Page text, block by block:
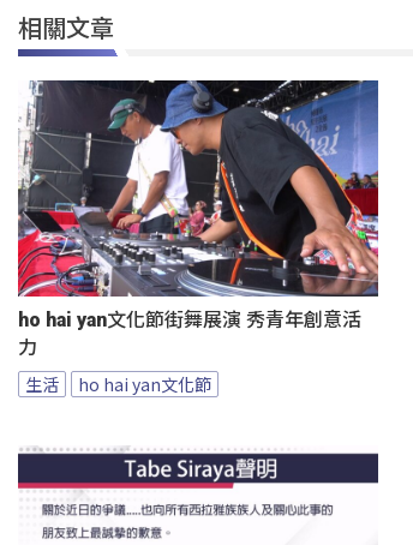
相關文章
ho hai yan文化節街舞展演 秀青年創意活
力
生活 ho hai yan文化節